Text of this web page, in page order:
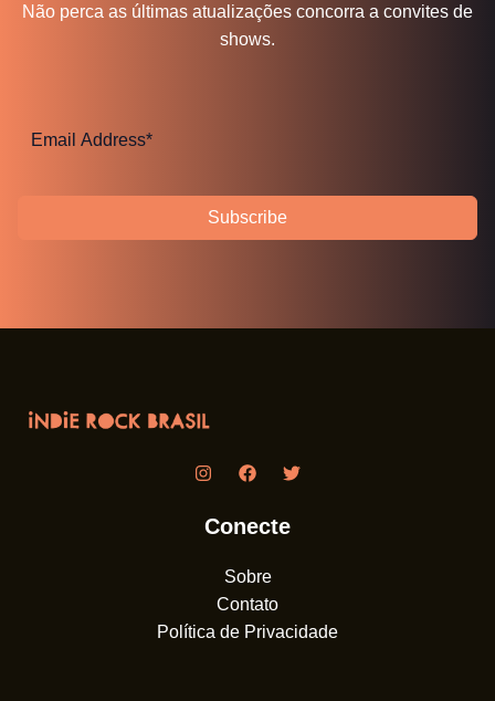
Não perca as últimas atualizações concorra a convites de
shows.
Subscribe
Conecte
Sobre
Contato
Política de Privacidade